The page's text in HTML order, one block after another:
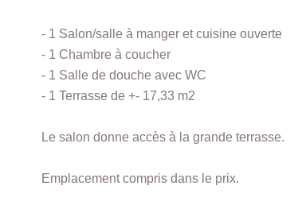
- 1 Salon/salle à manger et cuisine ouverte
- 1 Chambre à coucher
- 1 Salle de douche avec WC
- 1 Terrasse de +- 17,33 m2
Le salon donne accès à la grande terrasse.
Emplacement compris dans le prix.